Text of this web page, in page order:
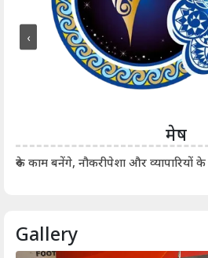
मेष
रुके काम बनेंगे, नौकरीपेशा और व्यापारियों
‹
Gallery